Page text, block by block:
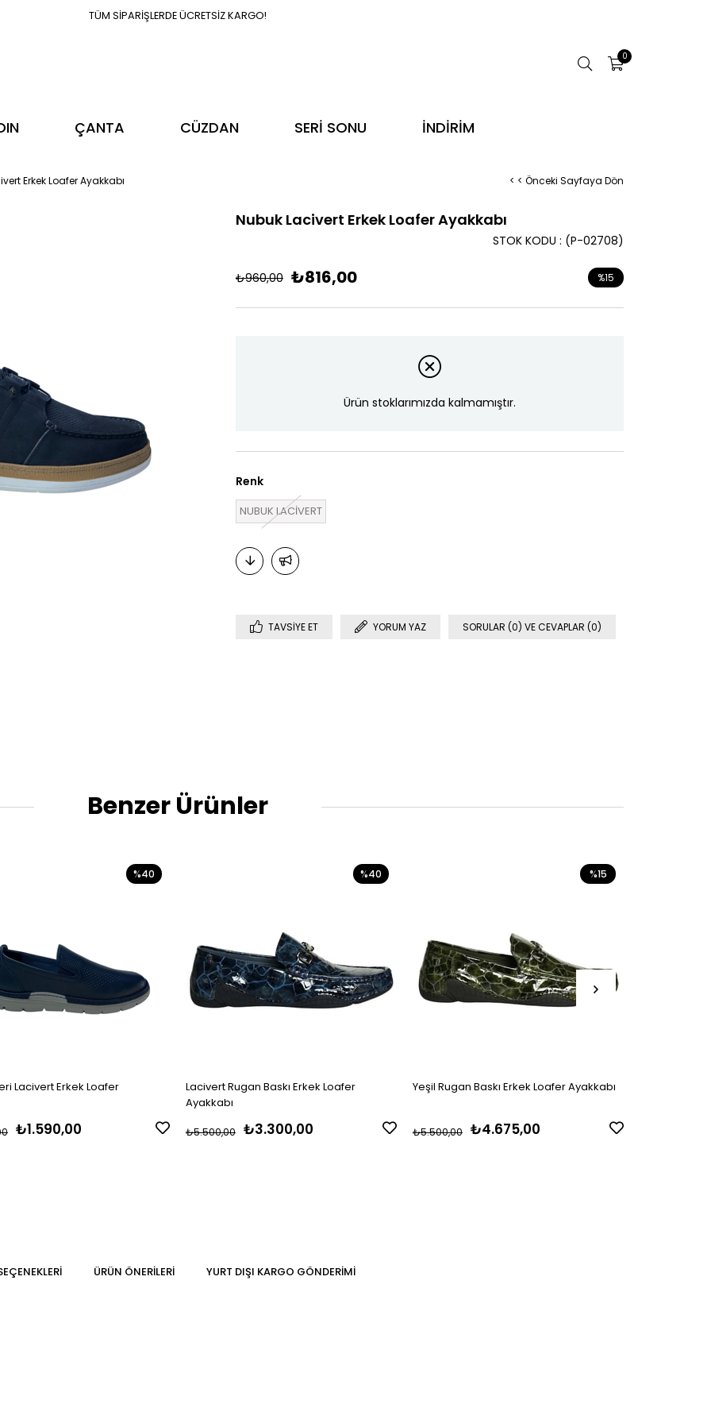
TÜM SİPARİŞLERDE ÜCRETSİZ KARGO!
0
ÇANTA CÜZDAN SERİ SONU İNDİRİM
Erkek Loafer Ayakkabı < < Önceki Sayfaya Dön
Nubuk Lacivert Erkek Loafer Ayakkabı
(P-02708)
STOK KODU
₺960,00 ₺816,00 %15
Ürün stoklarımızda kalmamıştır.
Renk
NUBUK LACİVERT
TAVSIYE ET YORUM YAZ SORULAR (0) VE CEVAPLAR (0)
Benzer Ürünler
Lacivert Erkek Loafer
₺1.590,00
%40
Lacivert Rugan Baskı Erkek Loafer
Ayakkabı
₺3.300,00
₺5.500,00
%40
Yeşil Rugan Baskı Erkek Loafer Ayakkabı
₺4.675,00
₺5.500,00
%15
ÜRÜN ÖNERILERI YURT DIŞI KARGO GÖNDERIMI